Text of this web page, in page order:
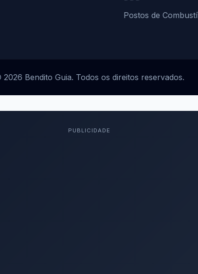
Postos de
Bendito Guia. Todos os direitos reservados.